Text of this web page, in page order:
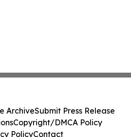
ArchiveSubmit Press Release
Copyright/DMCA Policy
PolicyContact